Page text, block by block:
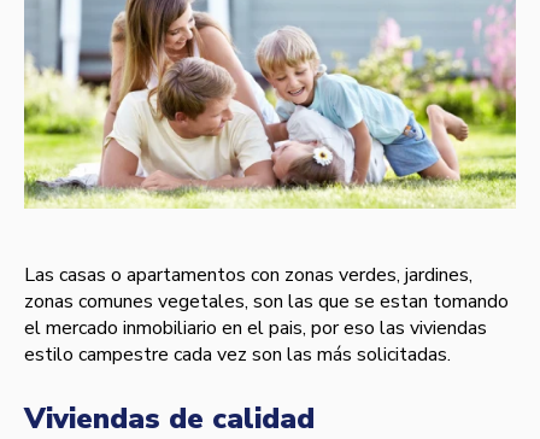
Las casas o apartamentos con zonas verdes, jardines,
zonas comunes vegetales, son las que se estan tomando
el mercado inmobiliario en el pais, por eso las viviendas
estilo campestre cada vez son las más solicitadas.
Viviendas de calidad